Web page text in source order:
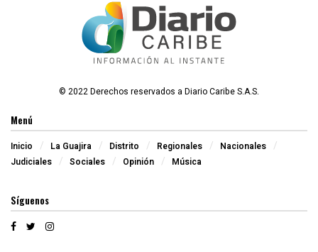
© 2022 Derechos reservados a Diario Caribe S.A.S.
Menú
Inicio La Guajira Distrito Regionales
Nacionales
Judiciales
Sociales Opinión Música
Síguenos